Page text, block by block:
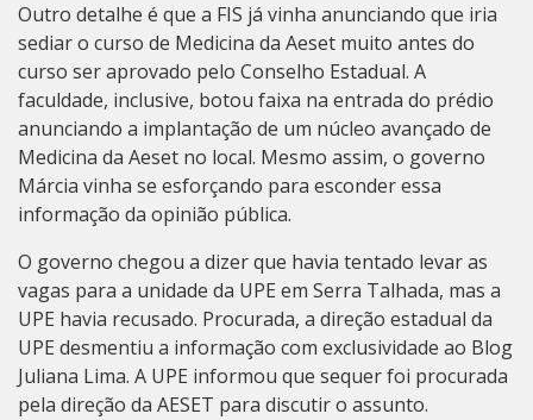
Outro detalhe é que a FIS já vinha anunciando que iria
sediar o curso de Medicina da Aeset muito antes do
curso ser aprovado pelo Conselho Estadual. A
faculdade, inclusive, botou faixa na entrada do prédio
anunciando a implantação de um núcleo avançado de
Medicina da Aeset no local. Mesmo assim, o governo
Márcia vinha se esforçando para esconder essa
informação da opinião pública.
O governo chegou a dizer que havia tentado levar as
vagas para a unidade da UPE em Serra Talhada, mas a
UPE havia recusado. Procurada, a direção estadual da
UPE desmentiu a informação com exclusividade ao Blog
Juliana Lima. A UPE informou que sequer foi procurada
pela direção da AESET para discutir o assunto.